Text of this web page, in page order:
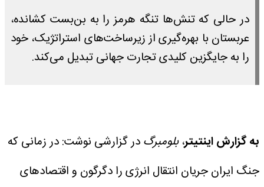
در حالی که تنش‌ها تنگه هرمز را به بن‌بست کشانده،
عربستان با بهره‌گیری از زیرساخت‌های استراتژیک، خود
را به جایگزین کلیدی تجارت جهانی تبدیل می‌کند.
به گزارش اینتیتر،بلومبرگدر گزارشی نوشت: در زمانی که
جنگ ایران جریان‌ انتقال انرژی را دگرگون و اقتصادهای